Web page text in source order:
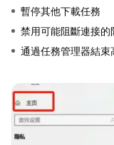
暫停其他下載任務
禁用可能阻斷連接
通過任務管理器結束